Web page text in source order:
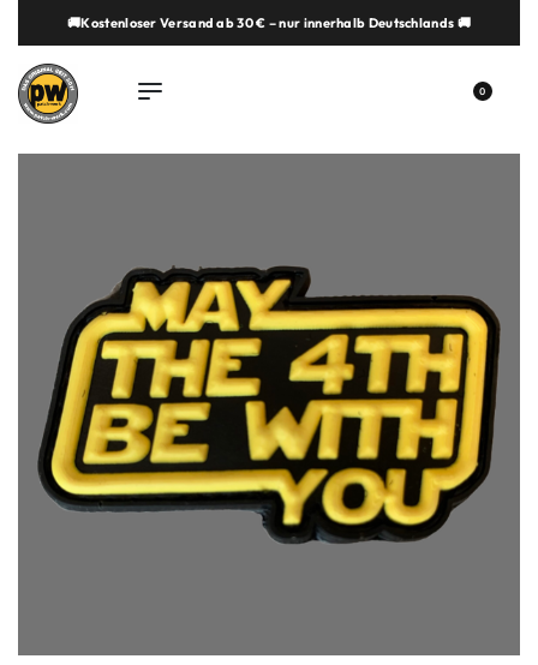
springen🚚Kostenloser Versand ab 30 € – nur innerhalb Deutschlands 🚚
0